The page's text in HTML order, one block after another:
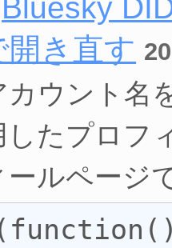
Bluesky
開き直す
カウント名
したプロフ
ールページ